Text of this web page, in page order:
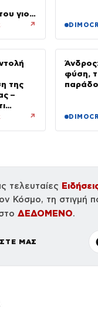
γιου
↗
της
–
κόρη↗
φύση,
τελευταίες
Κόσμο, τη στιγμή
ΔΕΔΟΜΕΝΟ.
ΜΑΣ